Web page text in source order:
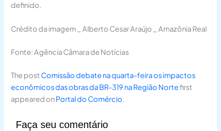
definido.
Crédito da imagem _ Alberto Cesar Araújo _ Amazônia Real
Fonte: Agência Câmara de Notícias
The post Comissão debate na quarta-feira os impactos
econômicos das obras da BR-319 na Região Nortefirst
appeared onPortal do Comércio.
Faça seu comentário